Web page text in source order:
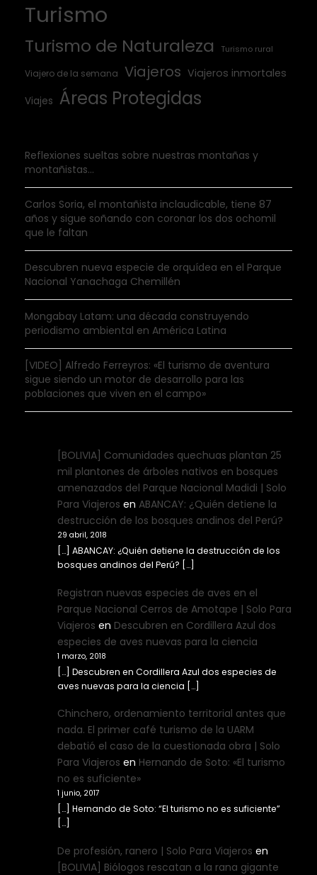
Turismo
Turismo de Naturaleza Turismo rural
Viajero de la semana Viajeros Viajeros inmortales
Viajes Áreas Protegidas
Reflexiones sueltas sobre nuestras montañas y
montañistas…
Carlos Soria, el montañista inclaudicable, tiene 87
años y sigue soñando con coronar los dos ochomil
que le faltan
Descubren nueva especie de orquídea en el Parque
Nacional Yanachaga Chemillén
Mongabay Latam: una década construyendo
periodismo ambiental en América Latina
[VIDEO] Alfredo Ferreyros: «El turismo de aventura
sigue siendo un motor de desarrollo para las
poblaciones que viven en el campo»
[BOLIVIA] Comunidades quechuas plantan 25
mil plantones de árboles nativos en bosques
amenazados del Parque Nacional Madidi | Solo
Para Viajeros en ABANCAY: ¿Quién detiene la
destrucción de los bosques andinos del Perú?
29 abril, 2018
[…] ABANCAY: ¿Quién detiene la destrucción de los
bosques andinos del Perú? […]
Registran nuevas especies de aves en el
Parque Nacional Cerros de Amotape | Solo Para
Viajeros en Descubren en Cordillera Azul dos
especies de aves nuevas para la ciencia
1 marzo, 2018
[…] Descubren en Cordillera Azul dos especies de
aves nuevas para la ciencia […]
Chinchero, ordenamiento territorial antes que
nada. El primer café turismo de la UARM
debatió el caso de la cuestionada obra | Solo
Para Viajeros en Hernando de Soto: «El turismo
no es suficiente»
1 junio, 2017
[…] Hernando de Soto: “El turismo no es suficiente”
[…]
De profesión, ranero | Solo Para Viajeros en
[BOLIVIA] Biólogos rescatan a la rana gigante